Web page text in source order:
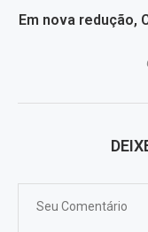
Em nova redução,